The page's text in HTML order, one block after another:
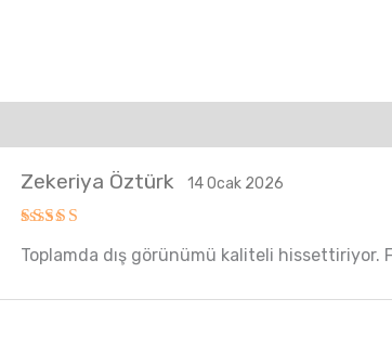
5oy aldı
Zekeriya Öztürk 14 Ocak 2026
Toplamda dış görünümü kaliteli hissettiriyor.